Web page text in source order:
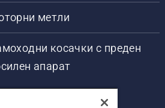
метли
косачки с преден
апарат